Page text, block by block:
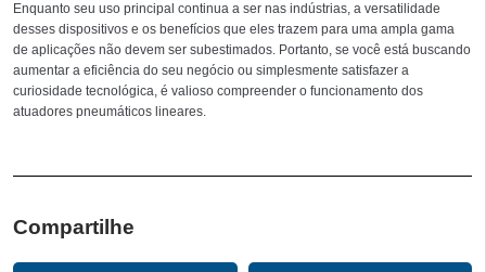
Enquanto seu uso principal continua a ser nas indústrias, a versatilidade
desses dispositivos e os benefícios que eles trazem para uma ampla gama
de aplicações não devem ser subestimados. Portanto, se você está buscando
aumentar a eficiência do seu negócio ou simplesmente satisfazer a
curiosidade tecnológica, é valioso compreender o funcionamento dos
atuadores pneumáticos lineares.
Compartilhe